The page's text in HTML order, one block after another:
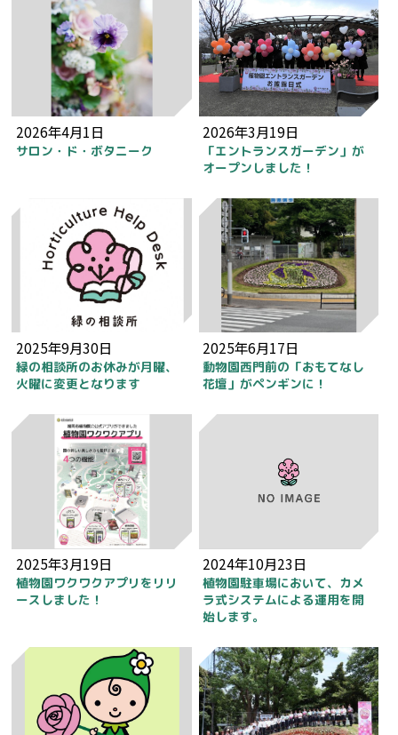
2026年4月1日
サロン・ド・ボタニーク
2026年3月19日
「エントランスガーデン」が
オープンしました！
2025年9月30日
緑の相談所のお休みが月曜、
火曜に変更となります
2025年6月17日
動物園西門前の「おもてなし
花壇」がペンギンに！
2025年3月19日
植物園ワクワクアプリをリリ
ースしました！
2024年10月23日
植物園駐車場において、カメ
ラ式システムによる運用を開
始します。